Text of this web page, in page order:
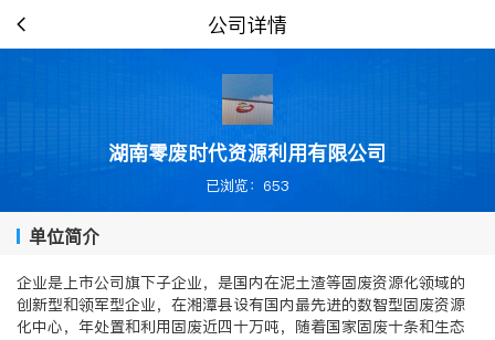
公司详情
湖南零废时代资源利用有限公司
已浏览：653
单位简介
企业是上市公司旗下子企业，是国内在泥土渣等固废资源化领域的
创新型和领军型企业，在湘潭县设有国内最先进的数智型固废资源
化中心，年处置和利用固废近四十万吨，随着国家固废十条和生态